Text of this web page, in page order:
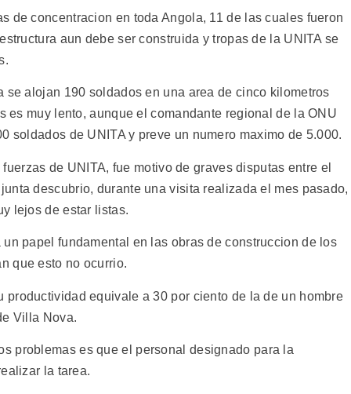
de concentracion en toda Angola, 11 de las cuales fueron
aun debe ser construida y tropas de la UNITA se
alojan 190 soldados en una area de cinco kilometros
es muy lento, aunque el comandante regional de la ONU
soldados de UNITA y preve un numero maximo de 5.000.
de UNITA, fue motivo de graves disputas entre el
descubrio, durante una visita realizada el mes pasado,
lejos de estar listas.
papel fundamental en las obras de construccion de los
que esto no ocurrio.
productividad equivale a 30 por ciento de la de un hombre
Villa Nova.
problemas es que el personal designado para la
la tarea.